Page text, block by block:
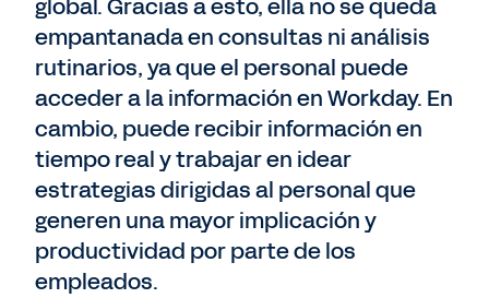
global. Gracias a esto, ella no se queda
empantanada en consultas ni análisis
rutinarios, ya que el personal puede
acceder a la información en Workday. En
cambio, puede recibir información en
tiempo real y trabajar en idear
estrategias dirigidas al personal que
generen una mayor implicación y
productividad por parte de los
empleados.